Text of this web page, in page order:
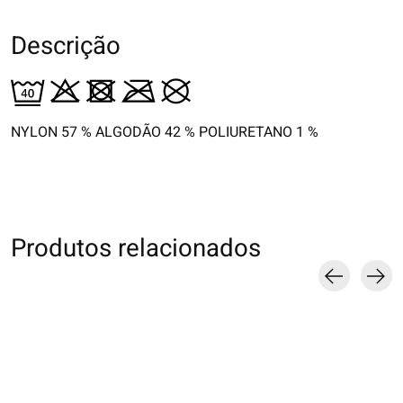
Descrição
NYLON 57 % ALGODÃO 42 % POLIURETANO 1 %
Produtos relacionados